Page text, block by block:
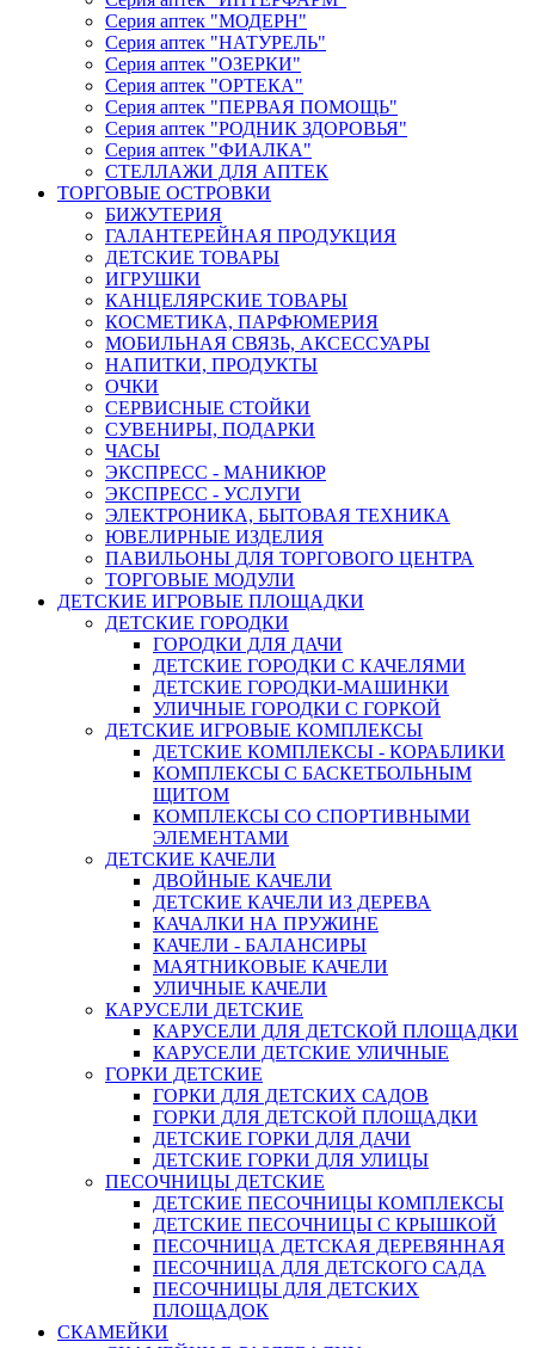
Серия аптек "МОДЕРН"
Серия аптек "НАТУРЕЛЬ"
Серия аптек "ОЗЕРКИ"
Серия аптек "ОРТЕКА"
Серия аптек "ПЕРВАЯ ПОМОЩЬ"
Серия аптек "РОДНИК ЗДОРОВЬЯ"
Серия аптек "ФИАЛКА"
СТЕЛЛАЖИ ДЛЯ АПТЕК
ТОРГОВЫЕ ОСТРОВКИ
БИЖУТЕРИЯ
ГАЛАНТЕРЕЙНАЯ ПРОДУКЦИЯ
ДЕТСКИЕ ТОВАРЫ
ИГРУШКИ
КАНЦЕЛЯРСКИЕ ТОВАРЫ
КОСМЕТИКА, ПАРФЮМЕРИЯ
МОБИЛЬНАЯ СВЯЗЬ, АКСЕССУАРЫ
НАПИТКИ, ПРОДУКТЫ
ОЧКИ
СЕРВИСНЫЕ СТОЙКИ
СУВЕНИРЫ, ПОДАРКИ
ЧАСЫ
ЭКСПРЕСС - МАНИКЮР
ЭКСПРЕСС - УСЛУГИ
ЭЛЕКТРОНИКА, БЫТОВАЯ ТЕХНИКА
ЮВЕЛИРНЫЕ ИЗДЕЛИЯ
ПАВИЛЬОНЫ ДЛЯ ТОРГОВОГО ЦЕНТРА
ТОРГОВЫЕ МОДУЛИ
ДЕТСКИЕ ИГРОВЫЕ ПЛОЩАДКИ
ДЕТСКИЕ ГОРОДКИ
ГОРОДКИ ДЛЯ ДАЧИ
ДЕТСКИЕ ГОРОДКИ С КАЧЕЛЯМИ
ДЕТСКИЕ ГОРОДКИ-МАШИНКИ
УЛИЧНЫЕ ГОРОДКИ С ГОРКОЙ
ДЕТСКИЕ ИГРОВЫЕ КОМПЛЕКСЫ
ДЕТСКИЕ КОМПЛЕКСЫ - КОРАБЛИКИ
КОМПЛЕКСЫ С БАСКЕТБОЛЬНЫМ
ЩИТОМ
КОМПЛЕКСЫ СО СПОРТИВНЫМИ
ЭЛЕМЕНТАМИ
ДЕТСКИЕ КАЧЕЛИ
ДВОЙНЫЕ КАЧЕЛИ
ДЕТСКИЕ КАЧЕЛИ ИЗ ДЕРЕВА
КАЧАЛКИ НА ПРУЖИНЕ
КАЧЕЛИ - БАЛАНСИРЫ
МАЯТНИКОВЫЕ КАЧЕЛИ
УЛИЧНЫЕ КАЧЕЛИ
КАРУСЕЛИ ДЕТСКИЕ
КАРУСЕЛИ ДЛЯ ДЕТСКОЙ ПЛОЩАДКИ
КАРУСЕЛИ ДЕТСКИЕ УЛИЧНЫЕ
ГОРКИ ДЕТСКИЕ
ГОРКИ ДЛЯ ДЕТСКИХ САДОВ
ГОРКИ ДЛЯ ДЕТСКОЙ ПЛОЩАДКИ
ДЕТСКИЕ ГОРКИ ДЛЯ ДАЧИ
ДЕТСКИЕ ГОРКИ ДЛЯ УЛИЦЫ
ПЕСОЧНИЦЫ ДЕТСКИЕ
ДЕТСКИЕ ПЕСОЧНИЦЫ КОМПЛЕКСЫ
ДЕТСКИЕ ПЕСОЧНИЦЫ С КРЫШКОЙ
ПЕСОЧНИЦА ДЕТСКАЯ ДЕРЕВЯННАЯ
ПЕСОЧНИЦА ДЛЯ ДЕТСКОГО САДА
ПЕСОЧНИЦЫ ДЛЯ ДЕТСКИХ
ПЛОЩАДОК
СКАМЕЙКИ